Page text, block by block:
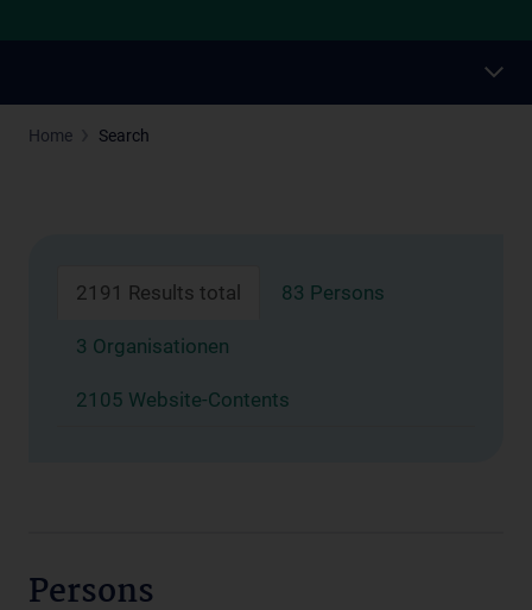
Home Search
2191 Results total 83 Persons
3 Organisationen
2105 Website-Contents
Persons